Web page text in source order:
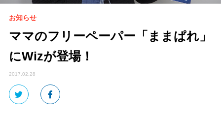
お知らせ
ママのフリーペーパー「ままぱれ」
にWizが登場！
2017.02.28